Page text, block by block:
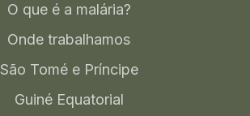
O que é a malária?
Onde trabalhamos
São Tomé e Príncipe
Guiné Equatorial